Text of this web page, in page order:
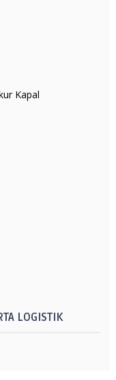
Kapal
LOGISTIK